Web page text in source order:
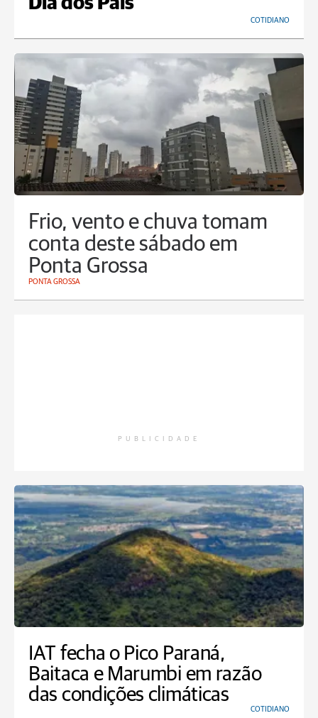
COTIDIANO
Frio, vento e chuva tomam
conta deste sábado em
Ponta Grossa
PONTA GROSSA
PUBLICIDADE
IAT fecha o Pico Paraná,
Baitaca e Marumbi em razão
das condições climáticas
COTIDIANO